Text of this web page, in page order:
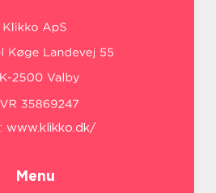
www.klikko.dk/
Menu